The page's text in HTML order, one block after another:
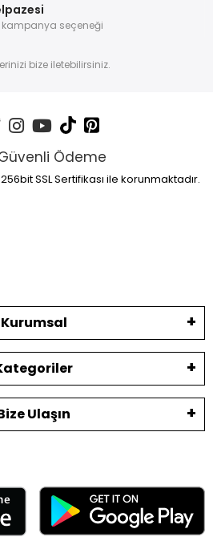
kampanya seçeneği
bize iletebilirsiniz.
Ödeme
SSL Sertifikası ile korunmaktadır.
Kurumsal
Ulaşın